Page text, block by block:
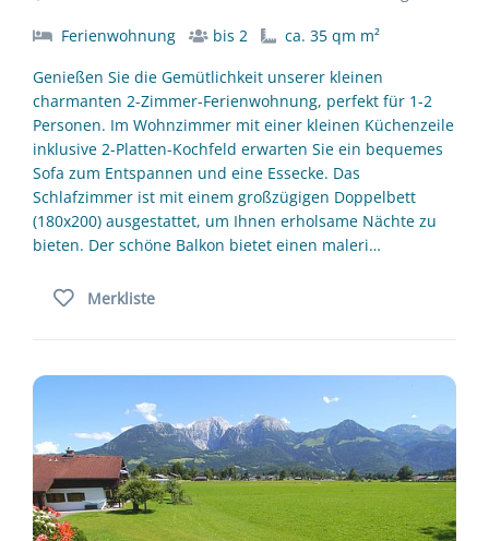
Ferienwohnung bis 2
ca. 35 qm m²
Genießen Sie die Gemütlichkeit unserer kleinen
charmanten 2-Zimmer-Ferienwohnung, perfekt für 1-2
Personen. Im Wohnzimmer mit einer kleinen Küchenzeile
inklusive 2-Platten-Kochfeld erwarten Sie ein bequemes
Sofa zum Entspannen und eine Essecke. Das
Schlafzimmer ist mit einem großzügigen Doppelbett
(180x200) ausgestattet, um Ihnen erholsame Nächte zu
bieten. Der schöne Balkon bietet einen maleri…
Merkliste